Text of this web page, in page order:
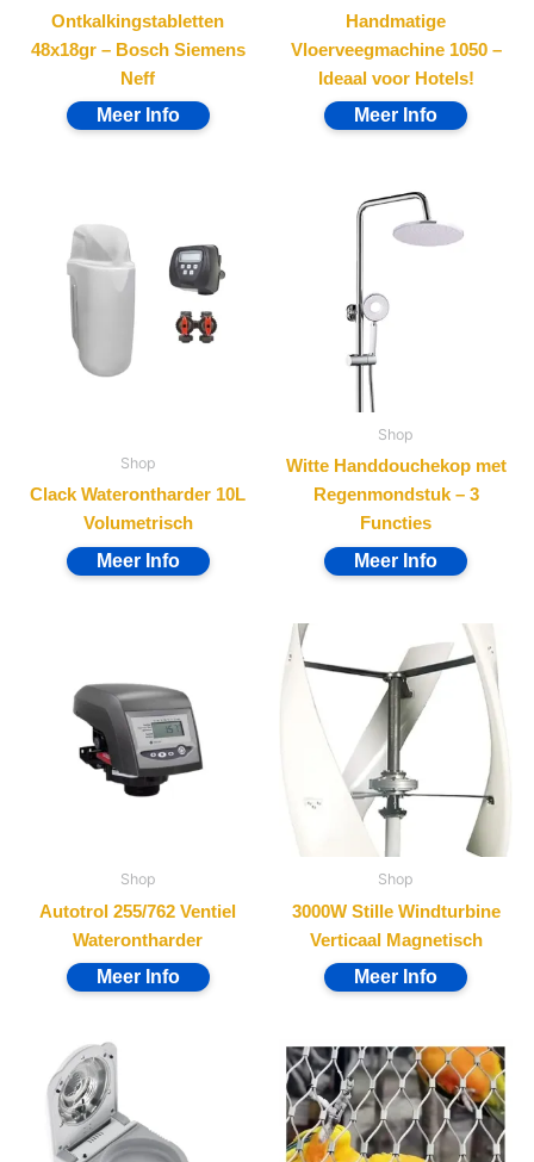
Ontkalkingstabletten
48x18gr – Bosch Siemens
Neff
Handmatige
Vloerveegmachine 1050 –
Ideaal voor Hotels!
Shop
Clack Waterontharder 10L
Volumetrisch
Shop
Witte Handdouchekop met
Regenmondstuk – 3
Functies
Shop
Autotrol 255/762 Ventiel
Waterontharder
Shop
3000W Stille Windturbine
Verticaal Magnetisch